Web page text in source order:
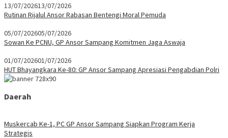
13/07/202613/07/2026
Rutinan Rijalul Ansor Rabasan Bentengi Moral Pemuda
05/07/202605/07/2026
Sowan Ke PCNU, GP Ansor Sampang Komitmen Jaga Aswaja
01/07/202601/07/2026
HUT Bhayangkara Ke-80: GP Ansor Sampang Apresiasi Pengabdian Polri
Daerah
Muskercab Ke-1, PC GP Ansor Sampang Siapkan Program Kerja
Strategis